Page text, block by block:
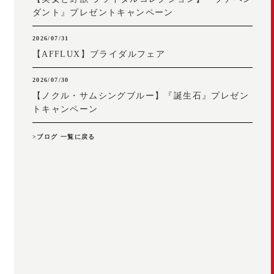
ダント』プレゼントキャンペーン
2026/07/31
【AFFLUX】ブライダルフェア
2026/07/30
【ノクル・サムシングブルー】『誕生石』プレゼン
トキャンペーン
>ブログ 一覧に戻る